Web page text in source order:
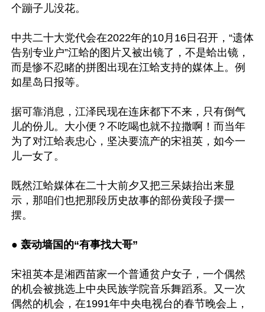
个蹦子儿没花。
中共二十大党代会在2022年的10月16日召开，“遗体
告别专业户”江蛤的图片又被出镜了，不是蛤出镜，
而是惨不忍睹的拼图出现在江蛤支持的媒体上。例
如星岛日报等。
据可靠消息，江泽民现在连床都下不来，只有倒气
儿的份儿。大小便？不吃喝也就不拉撒啊！而当年
为了对江蛤表忠心，坚决要流产的宋祖英，如今一
儿一女了。
既然江蛤媒体在二十大前夕又把三呆婊抬出来显
示，那咱们也把那段历史故事的部份黄段子摆一
摆。
● 轰动墙国的“有事找大哥”
宋祖英本是湘西苗家一个普通贫户女子，一个偶然
的机会被挑选上中央民族学院音乐舞蹈系。又一次
偶然的机会，在1991年中央电视台的春节晚会上，